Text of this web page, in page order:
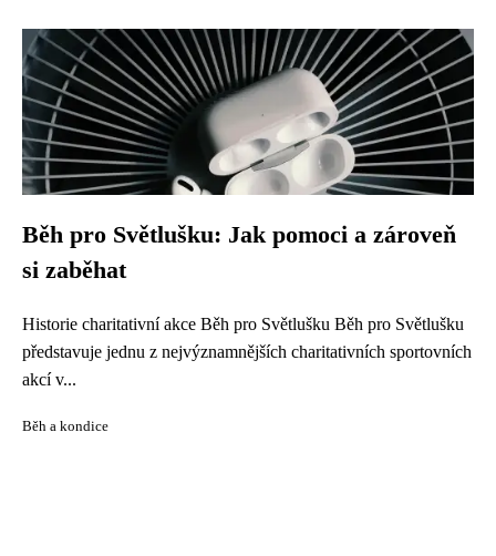
Běh pro Světlušku: Jak pomoci a zároveň
si zaběhat
Historie charitativní akce Běh pro Světlušku Běh pro Světlušku
představuje jednu z nejvýznamnějších charitativních sportovních
akcí v...
Běh a kondice